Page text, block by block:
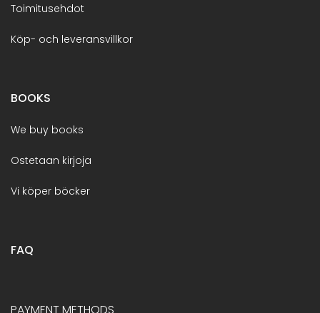
Toimitusehdot
Köp- och leveransvillkor
BOOKS
We buy books
Ostetaan kirjoja
Vi köper böcker
FAQ
PAYMENT METHODS